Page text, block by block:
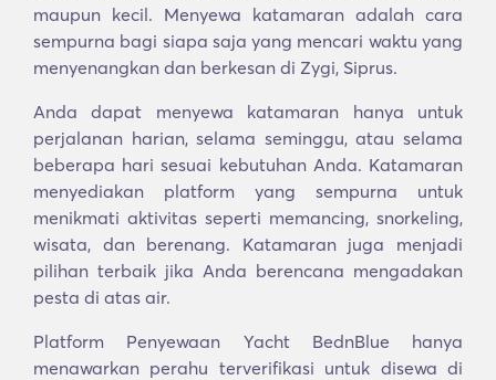
maupun kecil. Menyewa katamaran adalah cara
sempurna bagi siapa saja yang mencari waktu yang
menyenangkan dan berkesan di Zygi, Siprus.
Anda dapat menyewa katamaran hanya untuk
perjalanan harian, selama seminggu, atau selama
beberapa hari sesuai kebutuhan Anda. Katamaran
menyediakan platform yang sempurna untuk
menikmati aktivitas seperti memancing, snorkeling,
wisata, dan berenang. Katamaran juga menjadi
pilihan terbaik jika Anda berencana mengadakan
pesta di atas air.
Platform Penyewaan Yacht BednBlue hanya
menawarkan perahu terverifikasi untuk disewa di